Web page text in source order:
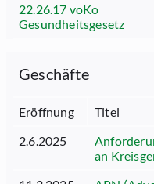
22.26.17 voKo
Gesundheitsgesetz
Geschäfte
Eröffnung Titel
2.6.2025
an